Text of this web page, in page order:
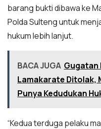
barang bukti dibawa ke
Polda Sulteng untuk
hukum lebih lanjut.
BACA JUGA Gugatan
Lamakarate Ditolak,
Punya Kedudukan
“Kedua terduga pelaku